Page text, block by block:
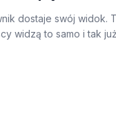
dostaje swój widok.
widzą to samo i tak